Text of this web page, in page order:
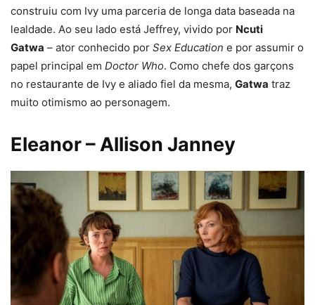
construiu com Ivy uma parceria de longa data baseada na
lealdade. Ao seu lado está Jeffrey, vivido por Ncuti
Gatwa – ator conhecido por Sex Education e por assumir o
papel principal em Doctor Who. Como chefe dos garçons
no restaurante de Ivy e aliado fiel da mesma, Gatwa traz
muito otimismo ao personagem.
Eleanor – Allison Janney